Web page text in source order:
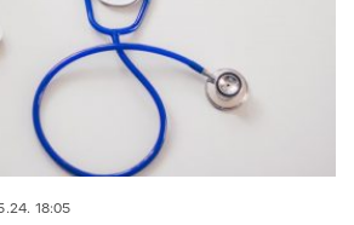
18:05